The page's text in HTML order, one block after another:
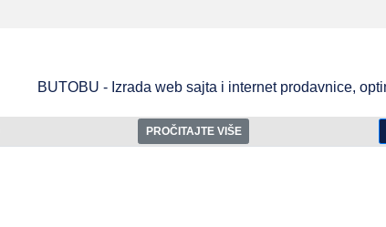
BUTOBU - Izrada web sajta i internet prodavnice,
PROČITAJTE VIŠE